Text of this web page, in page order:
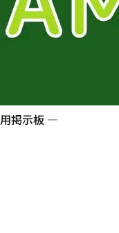
掲示板 —